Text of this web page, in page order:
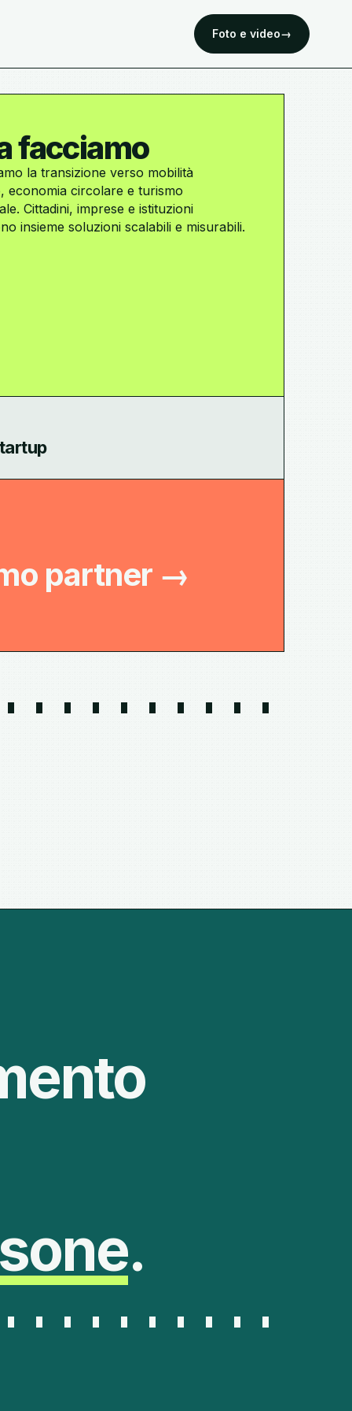
Foto e video→
facciamo
la transizione verso mobilità
economia circolare e turismo
Cittadini, imprese e istituzioni
insieme soluzioni scalabili e misurabili.
partner →
.